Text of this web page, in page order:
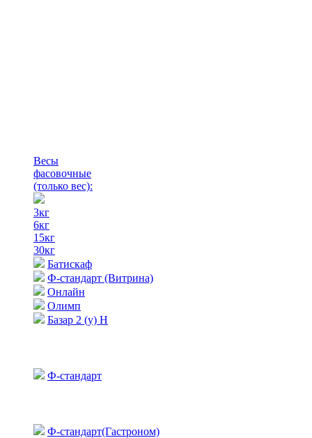
Весы
фасовочные
(только вес):
3кг
6кг
15кг
30кг
Батискаф
Ф-стандарт (Витрина)
Онлайн
Олимп
Базар 2 (у) Н
Ф-стандарт
Ф-стандарт(Гастроном)